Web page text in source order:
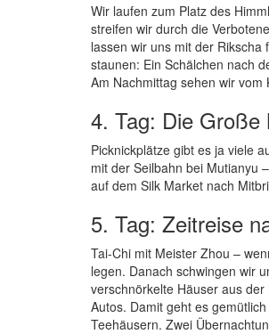
Wir laufen zum Platz des
streifen wir durch die
lassen wir uns mit der
staunen: Ein Schälchen nach
Am Nachmittag sehen wir
4. Tag: Die Große
Picknickplätze gibt es ja viele
mit der Seilbahn bei Mutianyu
auf dem Silk Market nach
5. Tag: Zeitreise
Tai-Chi mit Meister Zhou –
legen. Danach schwingen wir
verschnörkelte Häuser aus
Autos. Damit geht es
Teehäusern. Zwei